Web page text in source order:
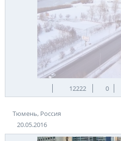
12222 0
Тюмень, Россия
20.05.2016